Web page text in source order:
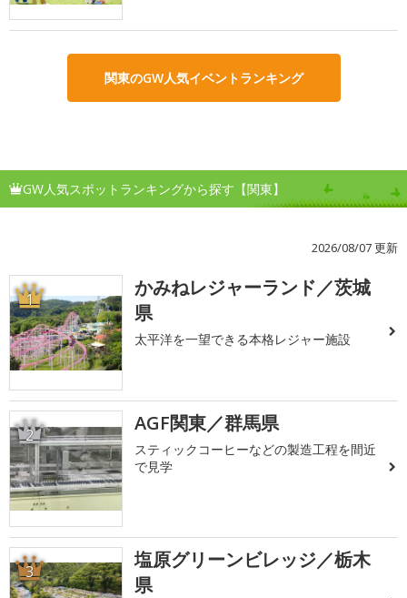
関東のGW人気イベントランキング
GW人気スポットランキングから探す【関東】
2026/08/07 更新
1
かみねレジャーランド／茨城
県
太平洋を一望できる本格レジャー施設
2 AGF関東／群馬県
スティックコーヒーなどの製造工程を間近
で見学
3
塩原グリーンビレッジ／栃木
県